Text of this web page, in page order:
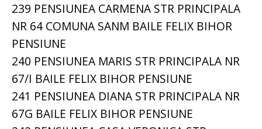
239 PENSIUNEA CARMENA STR PRINCIPALA
NR 64 COMUNA SANM BAILE FELIX BIHOR
PENSIUNE
240 PENSIUNEA MARIS STR PRINCIPALA NR
67/I BAILE FELIX BIHOR PENSIUNE
241 PENSIUNEA DIANA STR PRINCIPALA NR
67G BAILE FELIX BIHOR PENSIUNE